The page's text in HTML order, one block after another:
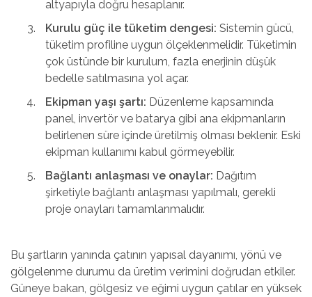
altyapıyla doğru hesaplanır.
Kurulu güç ile tüketim dengesi: Sistemin gücü,
tüketim profiline uygun ölçeklenmelidir. Tüketimin
çok üstünde bir kurulum, fazla enerjinin düşük
bedelle satılmasına yol açar.
Ekipman yaşı şartı: Düzenleme kapsamında
panel, invertör ve batarya gibi ana ekipmanların
belirlenen süre içinde üretilmiş olması beklenir. Eski
ekipman kullanımı kabul görmeyebilir.
Bağlantı anlaşması ve onaylar: Dağıtım
şirketiyle bağlantı anlaşması yapılmalı, gerekli
proje onayları tamamlanmalıdır.
Bu şartların yanında çatının yapısal dayanımı, yönü ve
gölgelenme durumu da üretim verimini doğrudan etkiler.
Güneye bakan, gölgesiz ve eğimi uygun çatılar en yüksek